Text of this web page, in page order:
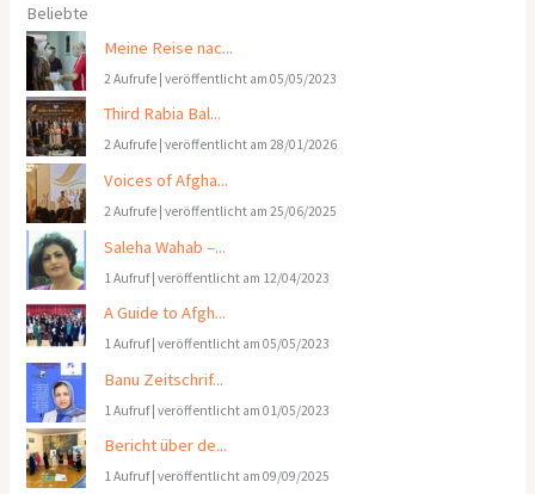
Beliebte
Meine Reise nac...
2 Aufrufe |veröffentlicht am 05/05/2023
Third Rabia Bal...
2 Aufrufe |veröffentlicht am 28/01/2026
Voices of Afgha...
2 Aufrufe |veröffentlicht am 25/06/2025
Saleha Wahab –...
1 Aufruf|veröffentlicht am 12/04/2023
A Guide to Afgh...
1 Aufruf|veröffentlicht am 05/05/2023
Banu Zeitschrif...
1 Aufruf|veröffentlicht am 01/05/2023
Bericht über de...
1 Aufruf|veröffentlicht am 09/09/2025